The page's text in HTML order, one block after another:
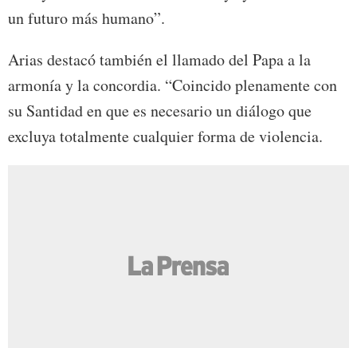
un futuro más humano”.
Arias destacó también el llamado del Papa a la
armonía y la concordia. “Coincido plenamente con
su Santidad en que es necesario un diálogo que
excluya totalmente cualquier forma de violencia.